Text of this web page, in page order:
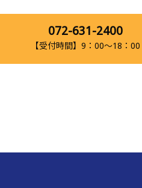
072-631-2400
【受付時間】9：00～18：00